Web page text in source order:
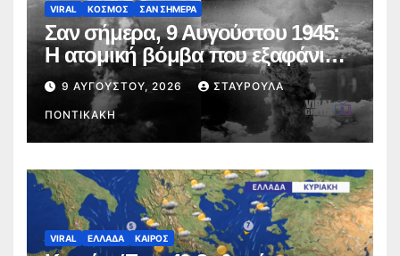
VIRAL ΚΟΣΜΟΣ ΣΑΝ ΣΗΜΕΡΑ
Σαν σήμερα, 9 Αυγούστου 1945:
Η ατομική βόμβα που εξαφάνισε
το Ναγκασάκι
9 ΑΥΓΟΎΣΤΟΥ, 2026 ΣΤΑΥΡΟΎΛΑ
ΠΟΝΤΙΚΆΚΗ
VIRAL ΕΛΛΑΔΑ ΚΑΙΡΟΣ